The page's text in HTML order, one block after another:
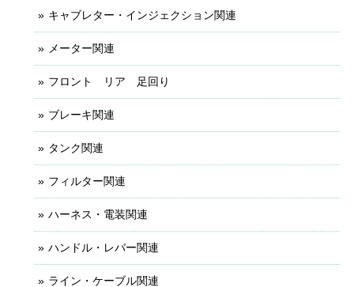
キャブレター・インジェクション関連
メーター関連
フロント リア 足回り
ブレーキ関連
タンク関連
フィルター関連
ハーネス・電装関連
ハンドル・レバー関連
ライン・ケーブル関連